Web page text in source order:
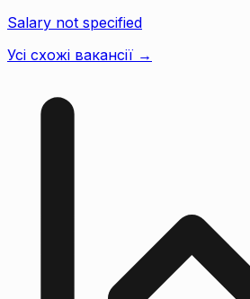
Salary not specified
Усі схожі вакансії →